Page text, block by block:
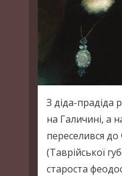
З діда-прадіда
на Галичині, а
переселився до
(Таврійської
староста